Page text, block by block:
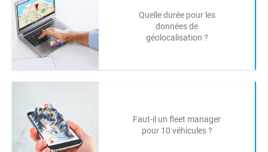
Quelle durée pour les
données de
géolocalisation ?
Faut-il un fleet manager
pour 10 véhicules ?